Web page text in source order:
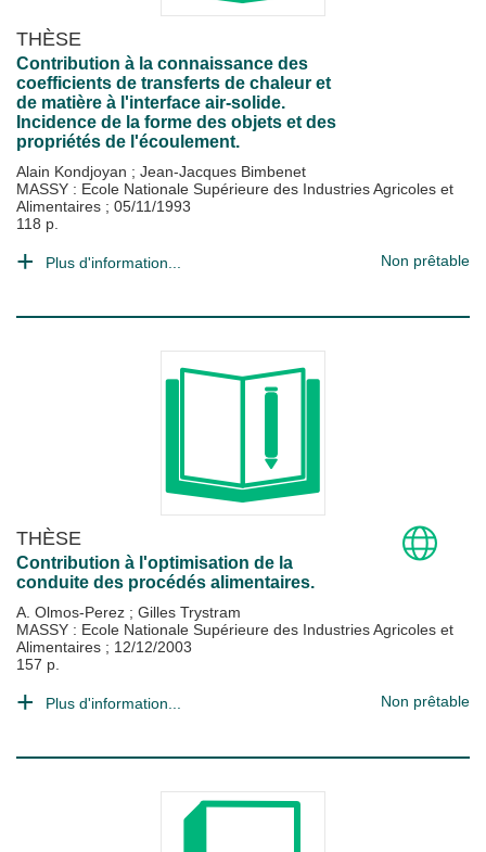
THÈSE
Contribution à la connaissance des
coefficients de transferts de chaleur et
de matière à l'interface air-solide.
Incidence de la forme des objets et des
propriétés de l'écoulement.
Alain Kondjoyan ; Jean-Jacques Bimbenet
MASSY : Ecole Nationale Supérieure des Industries Agricoles et
Alimentaires ; 05/11/1993
118 p.
Plus d'information... Non prêtable
THÈSE
Contribution à l'optimisation de la
conduite des procédés alimentaires.
A. Olmos-Perez ; Gilles Trystram
MASSY : Ecole Nationale Supérieure des Industries Agricoles et
Alimentaires ; 12/12/2003
157 p.
Plus d'information... Non prêtable